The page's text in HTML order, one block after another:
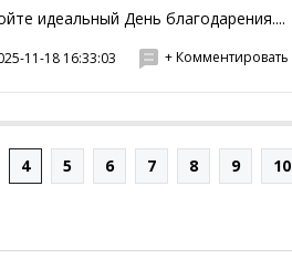
идеальный День благодарения....
11-18 16:33:03 + Комментировать
4 5 6 7 8 9 10